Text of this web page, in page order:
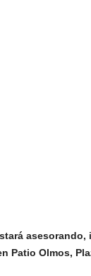
Patio Olmos,